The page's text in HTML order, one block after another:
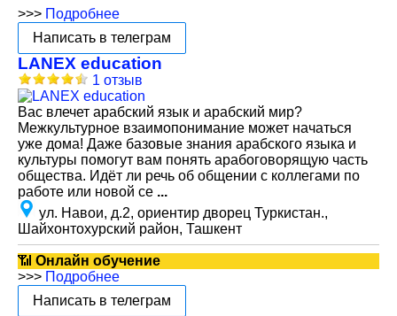
>>> Подробнее
Написать в телеграм
LANEX education
1 отзыв
Вас влечет арабский язык и арабский мир?
Межкультурное взаимопонимание может начаться
уже дома! Даже базовые знания арабского языка и
культуры помогут вам понять арабоговорящую часть
общества. Идёт ли речь об общении с коллегами по
работе или новой се ...
ул. Навои, д.2, ориентир дворец Туркистан.,
Шайхонтохурский район, Ташкент
📶 Онлайн обучение
>>> Подробнее
Написать в телеграм